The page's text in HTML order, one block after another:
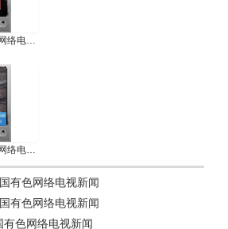
2026年3月24日中国有色网络电视新闻
2026年2月27日中国有色网络电视新闻
有色网络电视新闻
有色网络电视新闻
色网络电视新闻